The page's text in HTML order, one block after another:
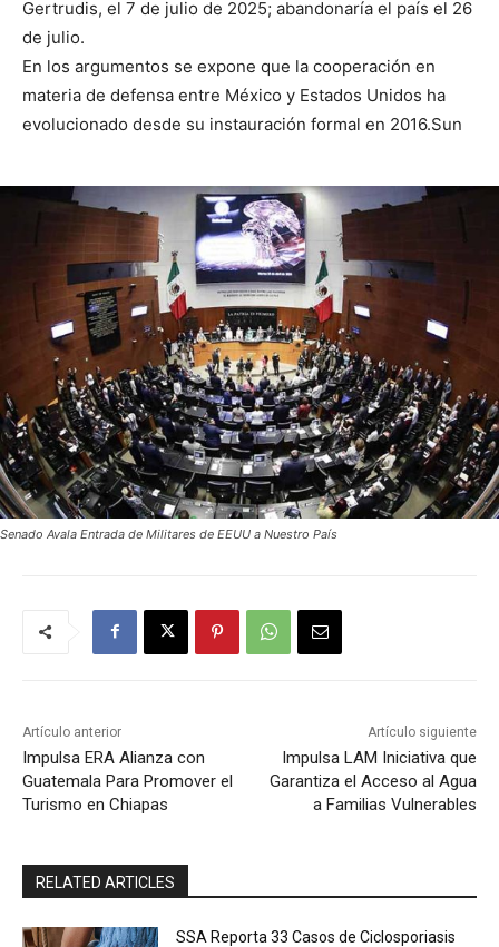
Gertrudis, el 7 de julio de 2025; abandonaría el país el 26
de julio.
En los argumentos se expone que la cooperación en
materia de defensa entre México y Estados Unidos ha
evolucionado desde su instauración formal en 2016.Sun
Senado Avala Entrada de Militares de EEUU a Nuestro País
Artículo anterior
Impulsa ERA Alianza con
Guatemala Para Promover el
Turismo en Chiapas
Artículo siguiente
Impulsa LAM Iniciativa que
Garantiza el Acceso al Agua
a Familias Vulnerables
RELATED ARTICLES
SSA Reporta 33 Casos de Ciclosporiasis